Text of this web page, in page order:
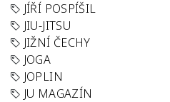
JÍŘÍ POSPÍŠIL
JIU-JITSU
JIŽNÍ ČECHY
JOGA
JOPLIN
JU MAGAZÍN